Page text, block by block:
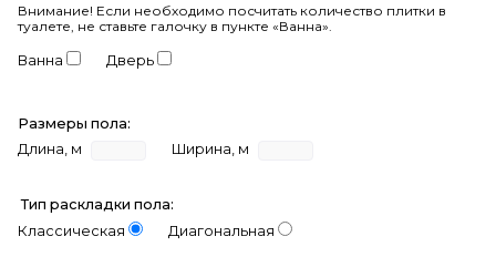
Внимание! Если необходимо посчитать количество плитки в
туалете, не ставьте галочку в пункте «Ванна».
Ванна Дверь
Размеры пола:
Длина, м
Ширина, м
Тип раскладки пола:
Классическая
Диагональная